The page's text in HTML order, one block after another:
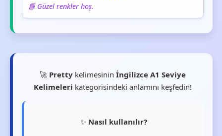
📘 Güzel renkler hoş.
🚀 Pretty kelimesininİngilizce A1 Seviye
Kelimeleri kategorisindeki anlamını keşfedin!
✨ Nasıl kullanılır?